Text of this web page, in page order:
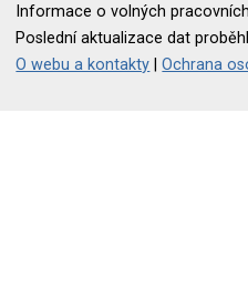
Informace o volných
Poslední aktualizace dat
O webu a kontakty |Ochrana